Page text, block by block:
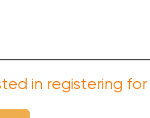
in registering